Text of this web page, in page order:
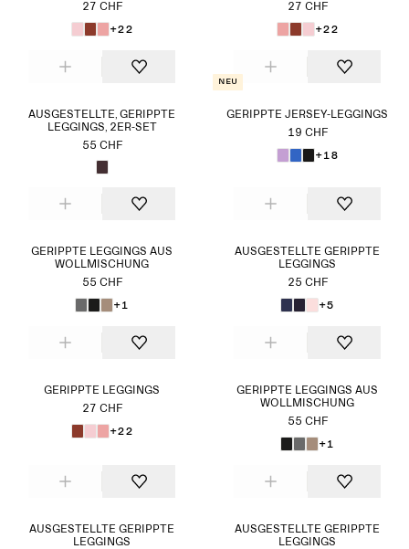
27 CHF
+22
27 CHF
+22
AUSGESTELLTE, GERIPPTE
LEGGINGS, 2ER-SET
55 CHF
Neu
GERIPPTE JERSEY-LEGGINGS
19 CHF
+18
GERIPPTE LEGGINGS AUS
WOLLMISCHUNG
55 CHF
+1
AUSGESTELLTE GERIPPTE
LEGGINGS
25 CHF
+5
GERIPPTE LEGGINGS
27 CHF
+22
GERIPPTE LEGGINGS AUS
WOLLMISCHUNG
55 CHF
+1
AUSGESTELLTE GERIPPTE
LEGGINGS
AUSGESTELLTE GERIPPTE
LEGGINGS